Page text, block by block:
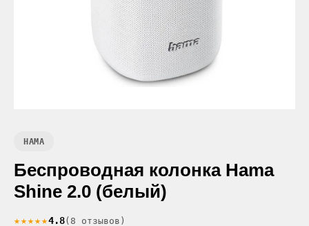
HAMA
Беспроводная колонка Hama
Shine 2.0 (белый)
★★★★★4.8(8 отзывов)